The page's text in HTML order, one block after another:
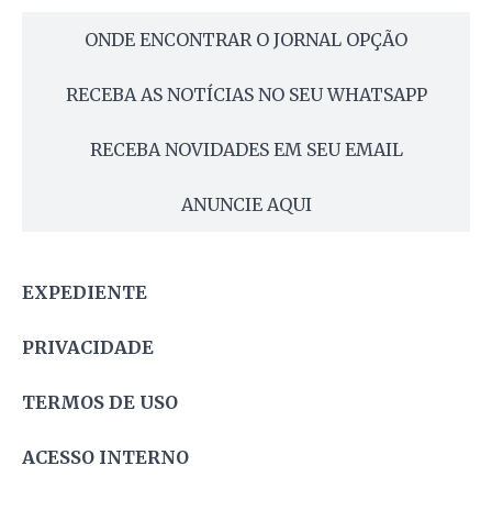
ONDE ENCONTRAR O JORNAL OPÇÃO
RECEBA AS NOTÍCIAS NO SEU WHATSAPP
RECEBA NOVIDADES EM SEU EMAIL
ANUNCIE AQUI
EXPEDIENTE
PRIVACIDADE
TERMOS DE USO
ACESSO INTERNO